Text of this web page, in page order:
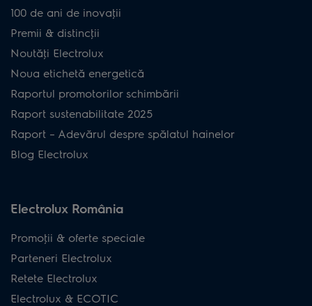
100 de ani de inovaţii
Premii & distincţii
Noutăţi Electrolux
Noua etichetă energetică
Raportul promotorilor schimbării
Raport sustenabilitate 2025
Raport – Adevărul despre spălatul hainelor
Blog Electrolux
Electrolux România
Promoţii & oferte speciale
Parteneri Electrolux
Retete Electrolux
Electrolux & ECOTIC